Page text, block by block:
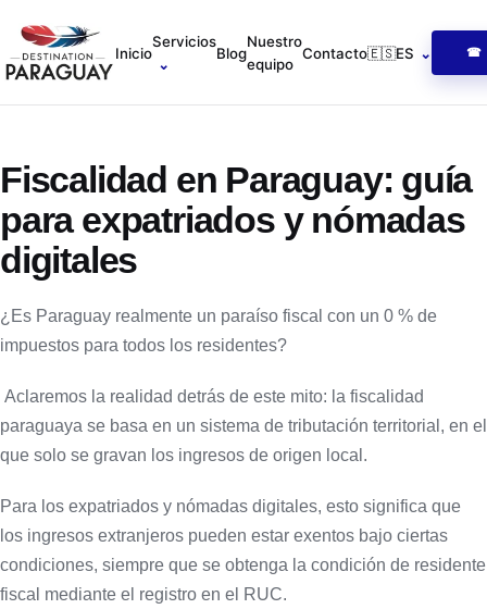
Inicio
Servicios
⌄
Blog
Nuestro
equipo
Contacto🇪🇸ES ⌄ ☎
Fiscalidad en Paraguay: guía
para expatriados y nómadas
digitales
¿Es Paraguay realmente un paraíso fiscal con un 0 % de
impuestos para todos los residentes?
Aclaremos la realidad detrás de este mito: la fiscalidad
paraguaya se basa en un sistema de tributación territorial, en el
que solo se gravan los ingresos de origen local.
Para los expatriados y nómadas digitales, esto significa que
los ingresos extranjeros pueden estar exentos bajo ciertas
condiciones, siempre que se obtenga la condición de residente
fiscal mediante el registro en el RUC.